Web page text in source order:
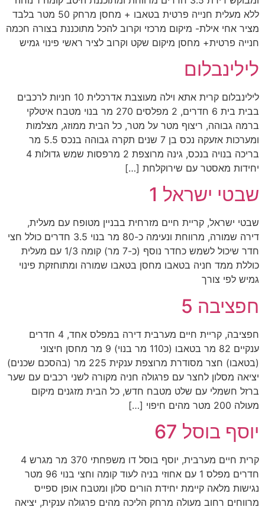
ללא מעלית חנייה פרטית בטאבו + מחסן מרחק 50 מטר בלבד
מציר אחי אילת- מיקום מרכזי וקרוב להכל מתוכננת בצורה חכמה
חנייה פרטית+ מחסן מיקום שקט וקרוב לציר ראשי פינוי גמיש
לילינבלום
לילינבלום קרית אתא וילה מעוצבת אדרכלית 10 חניות לרכבים
בבית בית 6 חדרים, 2 מפלסים 270 מר בנוי מטבח איטלקי
ברמה גבוהה, ריצוף מטר על מטר, כל הבית ממוזג, מצלמות
ומערכות אזעקה נכס בן 7 שנים תקרה גבוהה בנכס 5.5 מר
בריכה בנויה בנכס, גינה מרוצפת 2 מרפסות שמש גדולות 4
יחידות מאסטר עם שירוקלחת […]
שבטי ישראל 1
שבטי ישראל, קריית חיים מזרחית בבניין מטופח עם מעלית,
דירה שמורה, מרווחת ונעימה כ-80 מר בנוי 3.5 חדרים כולל חצי
חדר שיכול לשמש כחדר נוסף (כ-7 מר) קומה 1/3 עם מעלית
כוללת ממד חניה בטאבו מחסן בטאבו שמורה ומתוחזקת פינוי
גמיש לפי צורך
חפציבה 5
חפציבה, קריית חיים מערבית דירה במפלס אחד, 4 חדרים
ענקיים 82 מר בטאבו (כ110 מר בנוי) 9 מר מחסן חיצוני
(בטאבו) חצר מסודרת מרוצפת ענקית 225 מר (בהסכם שכנים)
יציאה מסלון לחצר עם פרגולה חניה מקורה לשני רכבים עם שער
ברזל חשמלי עם שלט מטבח חדש, כל הבית מזגנים מיקום
מעולה 200 מטר מהים חיפוי […]
יוסף בוסל 67
קרית חיים מערבית, יוסף בוסל דו משפחתי 370 מר מגרש 4
חדרים מפלס 1 עם אחוזי בניה לעוד קומה וחצי בנוי 96 מטר
נגישות מלאה קיימת יחידת הורים סלון ומטבח אופן ספייס
מרווחים רחוב מעולה מרחק הליכה מהים פרגולה ענקית, יציאה